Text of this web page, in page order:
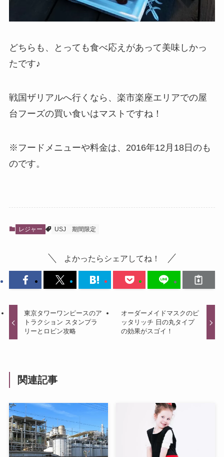
どちらも、とっても食べ応えがあって美味しかっ
たです♪
戦国ザリアルへ行くなら、楽市楽座エリアでの屋
台フーズの買い食いはマストですね！
※フードメニューや料金は、2016年12月18日のも
のです。
レジャー USJ 期間限定
よかったらシェアしてね！
東京タワーワンピースのア
トラクション スタンプラ
リーとロビン攻略
オーダーメイドマスクのピ
ッタリッチ 日の丸タイプ
の効果がスゴイ！
関連記事